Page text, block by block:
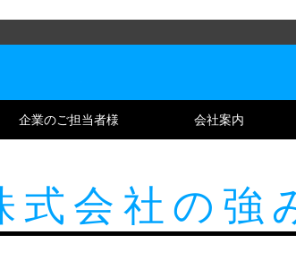
企業のご担当者様 会社案内
式会社の強